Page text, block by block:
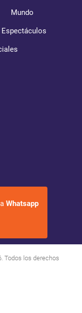
Mundo
Espectáculos
Whatsapp
Todos los derechos